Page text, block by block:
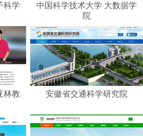
科学
中国科学技术大学 大数据学
院
林教
安徽省交通科学研究院